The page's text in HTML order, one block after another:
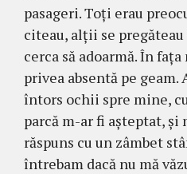
pasageri. Toţi erau
citeau, alţii se
cerca să adoarmă. În
pri­vea absentă pe
întors ochii spre mine,
parcă m-ar fi aş­teptat, şi
răspuns cu un zâmbet
întrebam dacă nu mă